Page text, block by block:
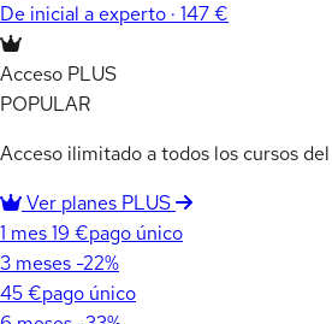
De inicial a experto · 147 €
Acceso PLUS
POPULAR
Acceso ilimitado a todos los cursos
Ver planes PLUS
1 mes19 €pago único
3 meses -22%
45 €pago único